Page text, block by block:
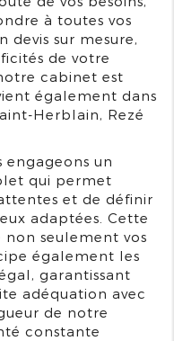
à toutes vos
devis sur mesure,
de votre
cabinet est
également dans
Herblain, Rezé
un
qui permet
et de définir
adaptées. Cette
seulement vos
également les
garantissant
adéquation avec
de notre
constante